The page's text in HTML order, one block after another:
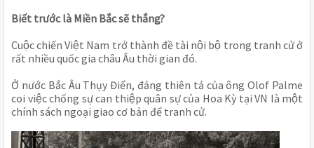
Biết trước là Miền Bắc sẽ thắng?
Cuộc chiến Việt Nam trở thành đề tài nội bộ trong tranh cử ở
rất nhiều quốc gia châu Âu thời gian đó.
Ở nước Bắc Âu Thụy Điển, đảng thiên tả của ông Olof Palme
coi việc chống sự can thiệp quân sự của Hoa Kỳ tại VN là một
chính sách ngoại giao cơ bản để tranh cử.